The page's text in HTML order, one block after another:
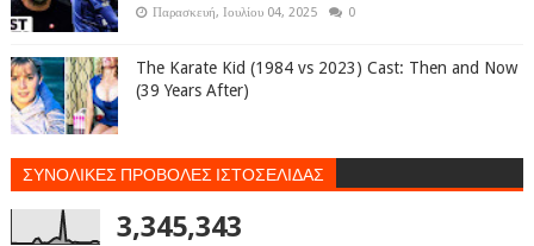
Παρασκευή, Ιουλίου 04, 2025 0
The Karate Kid (1984 vs 2023) Cast: Then and Now
(39 Years After)
ΣΥΝΟΛΙΚΕΣ ΠΡΟΒΟΛΕΣ ΙΣΤΟΣΕΛΙΔΑΣ
3,345,343